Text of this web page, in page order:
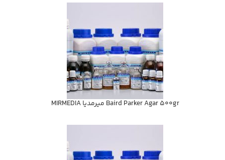
Baird Parker Agar 500gr ميرمديا MIRMEDIA